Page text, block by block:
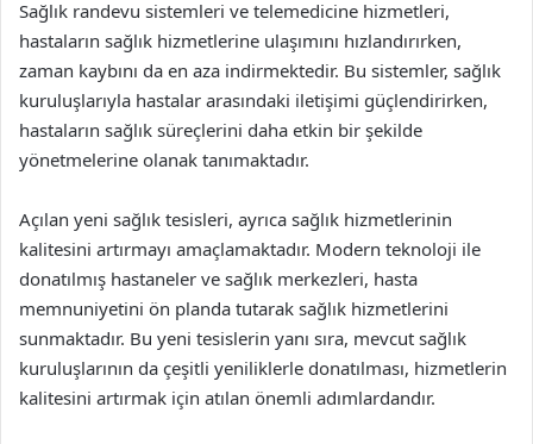
Sağlık randevu sistemleri ve telemedicine hizmetleri,
hastaların sağlık hizmetlerine ulaşımını hızlandırırken,
zaman kaybını da en aza indirmektedir. Bu sistemler, sağlık
kuruluşlarıyla hastalar arasındaki iletişimi güçlendirirken,
hastaların sağlık süreçlerini daha etkin bir şekilde
yönetmelerine olanak tanımaktadır.
Açılan yeni sağlık tesisleri, ayrıca sağlık hizmetlerinin
kalitesini artırmayı amaçlamaktadır. Modern teknoloji ile
donatılmış hastaneler ve sağlık merkezleri, hasta
memnuniyetini ön planda tutarak sağlık hizmetlerini
sunmaktadır. Bu yeni tesislerin yanı sıra, mevcut sağlık
kuruluşlarının da çeşitli yeniliklerle donatılması, hizmetlerin
kalitesini artırmak için atılan önemli adımlardandır.